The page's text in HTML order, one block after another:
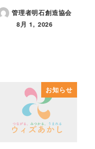
管理者明石創造協会
投稿日
8月 1, 2026
お知らせ